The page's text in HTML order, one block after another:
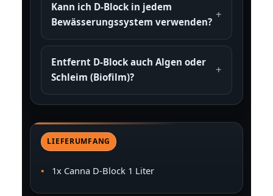
Kann ich D-Block in jedem
Bewässerungssystem verwenden?
Entfernt D-Block auch Algen oder
Schleim (Biofilm)?
LIEFERUMFANG
1x Canna D-Block 1 Liter